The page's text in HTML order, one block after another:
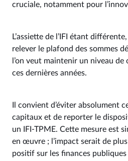
cruciale, notamment pour
L’assiette de l’IFI étant
relever le plafond des sommes
l’on veut maintenir un niveau
ces dernières années.
Il convient d’éviter absolument
capitaux et de reporter le
un IFI-TPME. Cette mesure est
en œuvre ; l’impact serait de
positif sur les finances